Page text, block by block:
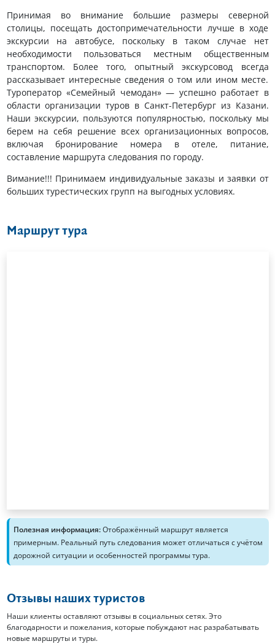
Принимая во внимание большие размеры северной
столицы, посещать достопримечательности лучше в ходе
экскурсии на автобусе, поскольку в таком случае нет
необходимости пользоваться местным общественным
транспортом. Более того, опытный экскурсовод всегда
рассказывает интересные сведения о том или ином месте.
Туроператор «Семейный чемодан» — успешно работает в
области организации туров в Санкт-Петербург из Казани.
Наши экскурсии, пользуются популярностью, поскольку мы
берем на себя решение всех организационных вопросов,
включая бронирование номера в отеле, питание,
составление маршрута следования по городу.
Вимание!!! Принимаем индивидуальные заказы и заявки от
больших турестических групп на выгодных условиях.
Маршрут тура
Полезная информация:Отображённый маршрут является
примерным. Реальный путь следования может отличаться с учётом
дорожной ситуации и особенностей программы тура.
Отзывы наших туристов
Наши клиенты оставляют отзывы в социальных сетях. Это
благодарности и пожелания, которые побуждают нас разрабатывать
новые маршруты и туры.